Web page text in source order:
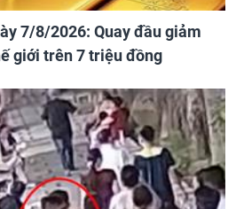
7/8/2026: Quay đầu giảm
giới trên 7 triệu đồng